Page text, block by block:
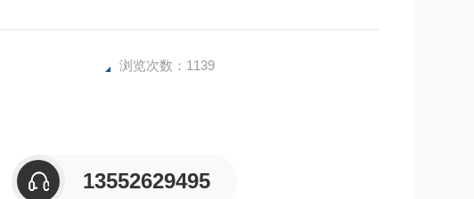
浏览次数：1139
13552629495